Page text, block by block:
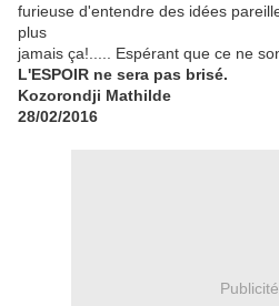
furieuse d'entendre des idées
plus
jamais ça!..... Espérant que ce ne
L'ESPOIR ne sera pas brisé.
Kozorondji Mathilde
28/02/2016
Publicité